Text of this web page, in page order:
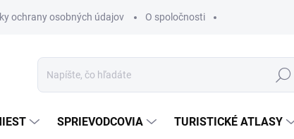
ochrany osobných údajov O spoločnosti
Hľadať
SPRIEVODCOVIA TURISTICKÉ ATLASY